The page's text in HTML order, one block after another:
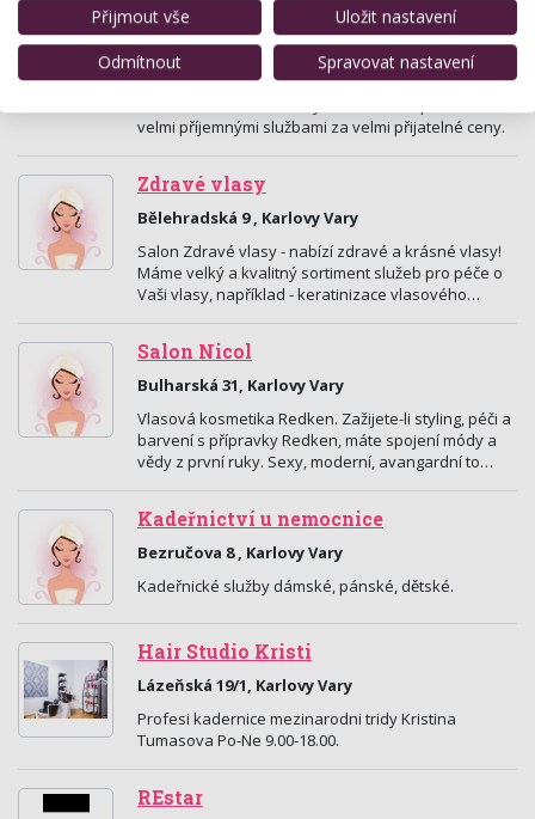
Solar Studio Ergoline
Hlavní třída 346/17 , Mariánské Lázně
Solar studio Ergoline je prestižní příjemný salón v
velmi příjemnými službami za velmi přijatelné ceny.
Zdravé vlasy
Bělehradská 9 , Karlovy Vary
Salon Zdravé vlasy - nabízí zdravé a krásné vlasy!
Máme velký a kvalitný sortiment služeb pro péče o
Vaši vlasy, například - keratinizace vlasového…
Salon Nicol
Bulharská 31, Karlovy Vary
Vlasová kosmetika Redken. Zažijete-li styling, péči a
barvení s přípravky Redken, máte spojení módy a
vědy z první ruky. Sexy, moderní, avangardní to…
Kadeřnictví u nemocnice
Bezručova 8 , Karlovy Vary
Kadeřnické služby dámské, pánské, dětské.
Hair Studio Kristi
Lázeňská 19/1, Karlovy Vary
Profesi kadernice mezinarodni tridy Kristina
Tumasova Po-Ne 9.00-18.00.
REstar
Přijmout vše
Uložit nastavení
Odmítnout
Spravovat nastavení